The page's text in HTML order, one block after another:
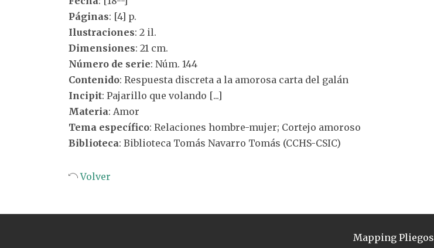
Páginas: [4] p.
Ilustraciones: 2 il.
Dimensiones: 21 cm.
Número de serie: Núm. 144
Contenido: Respuesta discreta a la amorosa carta del galán
Incipit: Pajarillo que volando [...]
Materia: Amor
Tema específico: Relaciones hombre-mujer; Cortejo amoroso
Biblioteca: Biblioteca Tomás Navarro Tomás (CCHS-CSIC)
Volver
Mapping Pliegos